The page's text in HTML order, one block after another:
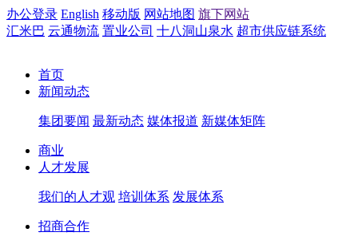
办公登录 English 移动版 网站地图 旗下网站
汇米巴 云通物流 置业公司 十八洞山泉水 超市供应链系统
首页
新闻动态
集团要闻 最新动态 媒体报道 新媒体矩阵
商业
人才发展
我们的人才观 培训体系 发展体系
招商合作